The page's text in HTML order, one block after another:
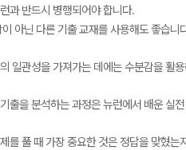
과 반드시 병행되어야 합니다.
아닌 다른 기출 교재를 사용해도 좋습니
일관성을 가져가는 데에는 수분감을 활
출을 분석하는 과정은 뉴런에서 배운 실
를 풀 때 가장 중요한 것은 정답을 맞혔는